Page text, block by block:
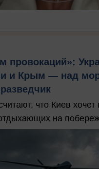
провокаций»:
и Крым — над
что Киев хочет
на